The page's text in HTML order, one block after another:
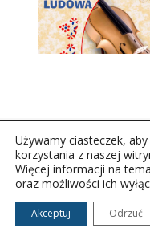
Copyright © 2026Polskie
Wszelkie prawa
Używamy ciasteczek,
korzystania z naszej
Więcej informacji na
oraz możliwości ich
Akceptuj Odrzuć